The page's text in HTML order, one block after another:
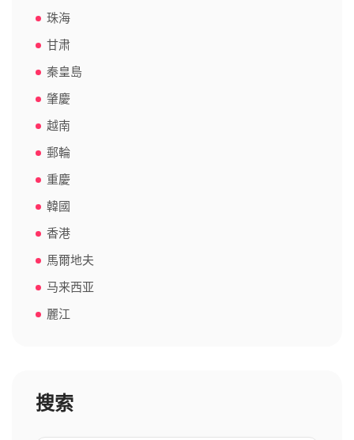
珠海
甘肃
秦皇島
肇慶
越南
郵輪
重慶
韓國
香港
馬爾地夫
马来西亚
麗江
搜索